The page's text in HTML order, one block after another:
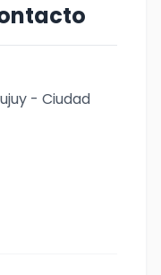
- Ciudad